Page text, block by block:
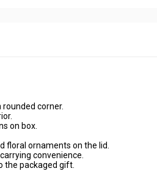
corner.
on box.
floral ornaments on the lid.
convenience.
the packaged gift.